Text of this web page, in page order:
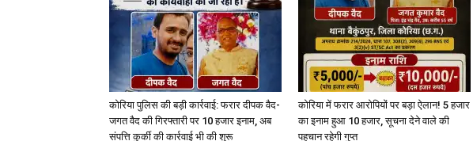
कोरिया पुलिस की बड़ी कार्रवाई: फरार दीपक वैद-
जगत वैद की गिरफ्तारी पर 10 हजार इनाम, अब
संपत्ति कुर्की की कार्रवाई भी की शुरू
कोरिया में फरार आरोपियों पर बड़ा ऐलान! 5 हजार
का इनाम हुआ 10 हजार, सूचना देने वाले की
पहचान रहेगी गुप्त